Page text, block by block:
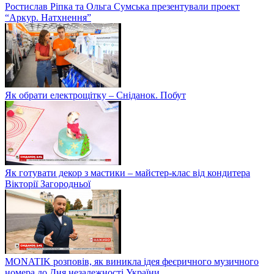
Ростислав Ріпка та Ольга Сумська презентували проект
“Аркур. Натхнення”
Як обрати електрощітку – Сніданок. Побут
Як готувати декор з мастики – майстер-клас від кондитера
Вікторії Загородньої
MONATIK розповів, як виникла ідея феєричного музичного